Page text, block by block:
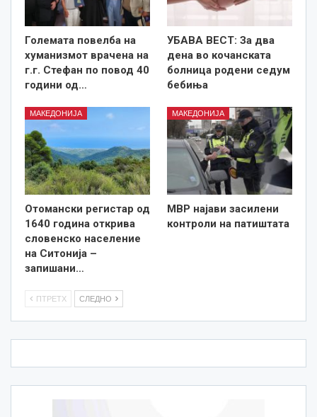
Големата повелба на
хуманизмот врачена на
г.г. Стефан по повод 40
години од…
УБАВА ВЕСТ: За два
дена во кочанската
болница родени седум
бебиња
МАКЕДОНИЈА
Отомански регистар од
1640 година открива
словенско население
на Ситонија –
запишани…
МАКЕДОНИЈА
МВР најави засилени
контроли на патиштата
ПТРЕТХ СЛЕДНО